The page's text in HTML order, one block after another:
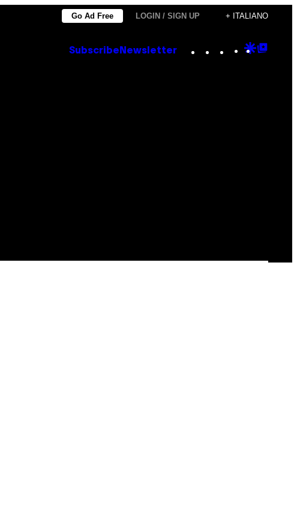
Go Ad Free LOGIN / SIGN UP + ITALIANO
Subscribe Newsletter Instagram
TikTok
YouTube
Google